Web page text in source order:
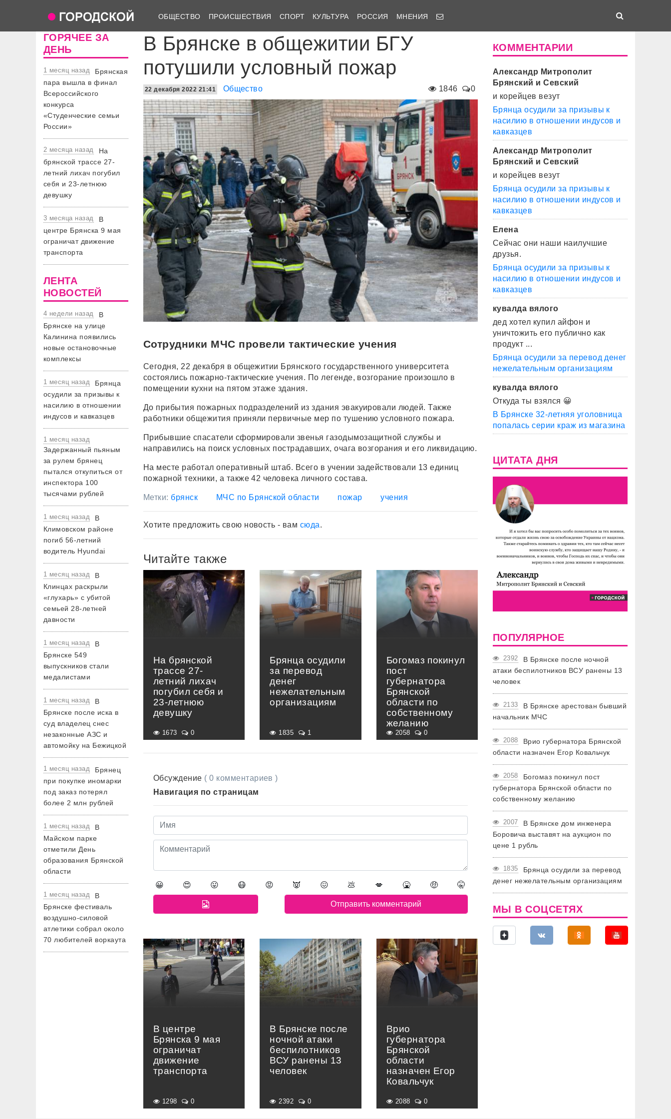
ОБЩЕСТВО ПРОИСШЕСТВИЯ СПОРТ КУЛЬТУРА РОССИЯ МНЕНИЯ
ГОРЯЧЕЕ ЗА
ДЕНЬ
1 месяц назад
Брянская
пара вышла в финал
Всероссийского
конкурса
«Студенческие семьи
России»
2 месяца назад
На
брянской трассе 27-
летний лихач погубил
себя и 23-летнюю
девушку
3 месяца назад
В
центре Брянска 9 мая
ограничат движение
транспорта
ЛЕНТА
НОВОСТЕЙ
4 недели назад
В
Брянске на улице
Калинина появились
новые остановочные
комплексы
1 месяц назад
Брянца
осудили за призывы к
насилию в отношении
индусов и кавказцев
1 месяц назад
Задержанный пьяным
за рулем брянец
пытался откупиться от
инспектора 100
тысячами рублей
1 месяц назад
В
Климовском районе
погиб 56-летний
водитель Hyundai
1 месяц назад
В
Клинцах раскрыли
«глухарь» с убитой
семьей 28-летней
давности
1 месяц назад
В
Брянске 549
выпускников стали
медалистами
1 месяц назад
В
Брянске после иска в
суд владелец снес
незаконные АЗС и
автомойку на Бежицкой
1 месяц назад
Брянец
при покупке иномарки
под заказ потерял
более 2 млн рублей
1 месяц назад
В
Майском парке
отметили День
образования Брянской
области
1 месяц назад
В
Брянске фестиваль
воздушно-силовой
атлетики собрал около
70 любителей воркаута
В Брянске в общежитии БГУ
потушили условный пожар
1846 0
22 декабря 2022 21:41 Общество
Сотрудники МЧС провели тактические учения
Сегодня, 22 декабря в общежитии Брянского государственного университета
состоялись пожарно-тактические учения. По легенде, возгорание произошло в
помещении кухни на пятом этаже здания.
До прибытия пожарных подразделений из здания эвакуировали людей. Также
работники общежития приняли первичные мер по тушению условного пожара.
Прибывшие спасатели сформировали звенья газодымозащитной службы и
направились на поиск условных пострадавших, очага возгорания и его ликвидацию.
На месте работал оперативный штаб. Всего в учении задействовали 13 единиц
пожарной техники, а также 42 человека личного состава.
Метки: брянск МЧС по Брянской области пожар учения
Хотите предложить свою новость - вам сюда.
Читайте также
На брянской
трассе 27-
летний лихач
погубил себя и
23-летнюю
девушку
1673 0
Брянца осудили
за перевод
денег
нежелательным
организациям
1835 1
Богомаз покинул
пост
губернатора
Брянской
области по
собственному
желанию
2058 0
Обсуждение ( 0 комментариев )
Навигация по страницам
😀 😍 😛 😷 😡 👿 😖 💩 💋 🤮 🤑 🤫
В центре
Брянска 9 мая
ограничат
движение
транспорта
1298 0
В Брянске после
ночной атаки
беспилотников
ВСУ ранены 13
человек
2392 0
Врио
губернатора
Брянской
области
назначен Егор
Ковальчук
2088 0
КОММЕНТАРИИ
Александр Митрополит
Брянский и Севский
и корейцев везут
Брянца осудили за призывы к
насилию в отношении индусов и
кавказцев
Александр Митрополит
Брянский и Севский
и корейцев везут
Брянца осудили за призывы к
насилию в отношении индусов и
кавказцев
Елена
Сейчас они наши наилучшие
друзья.
Брянца осудили за призывы к
насилию в отношении индусов и
кавказцев
кувалда вялого
дед хотел купил айфон и
уничтожить его публично как
продукт ...
Брянца осудили за перевод денег
нежелательным организациям
кувалда вялого
Откуда ты взялся 😀
В Брянске 32-летняя уголовница
попалась серии краж из магазина
ЦИТАТА ДНЯ
ПОПУЛЯРНОЕ
2392
В Брянске после ночной
атаки беспилотников ВСУ ранены 13
человек
2133
В Брянске арестован бывший
начальник МЧС
2088
Врио губернатора Брянской
области назначен Егор Ковальчук
2058
Богомаз покинул пост
губернатора Брянской области по
собственному желанию
2007
В Брянске дом инженера
Боровича выставят на аукцион по
цене 1 рубль
1835
Брянца осудили за перевод
денег нежелательным организациям
МЫ В СОЦСЕТЯХ